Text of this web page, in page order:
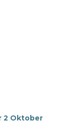
2 Oktober